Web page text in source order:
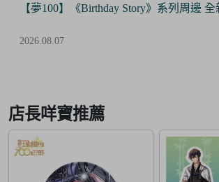
【夢100】《Birthday Story》系列周邊 全
2026.08.07
6
店長咩寶推薦